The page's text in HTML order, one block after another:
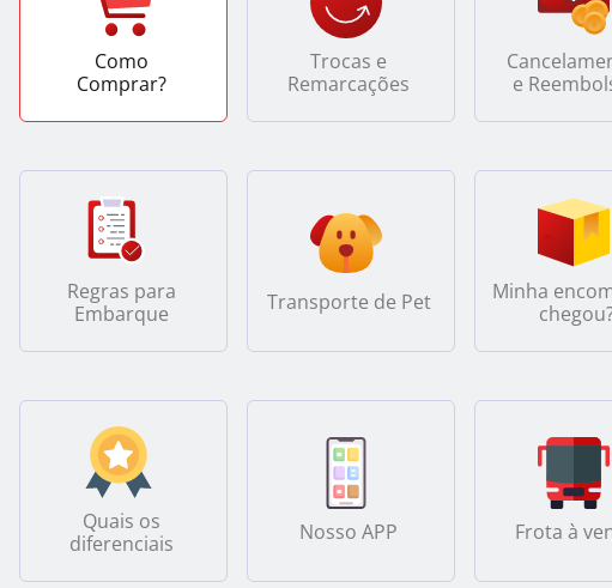
Como
Comprar?
Trocas e
Remarcações
e
Regras para
Embarque
Transporte de Pet
Minha
Quais os
diferenciais
Nosso APP Frota à